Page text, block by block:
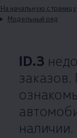
На начальную страницу
Модельный ряд
ID.3
заказов.
наличии.